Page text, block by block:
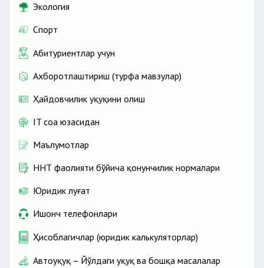
Экология
Спорт
Абитуриентлар учун
Ахборотлаштириш (турфа мавзулар)
Ҳайдовчилик ҳуқуқини олиш
IT соҳа юзасидан
Маълумотлар
ННТ фаолияти бўйича қонунчилик нормалари
Юридик луғат
Ишонч телефонлари
Ҳисоблагичлар (юридик калькуляторлар)
Автоҳуқуқ – Йўлдаги ҳуқуқ ва бошқа масалалар